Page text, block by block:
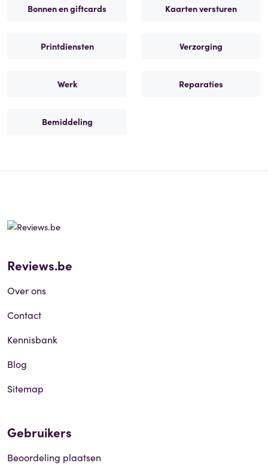
Bonnen en giftcards Kaarten versturen
Printdiensten Verzorging
Werk Reparaties
Bemiddeling
Reviews.be
Over ons
Contact
Kennisbank
Blog
Sitemap
Gebruikers
Beoordeling plaatsen